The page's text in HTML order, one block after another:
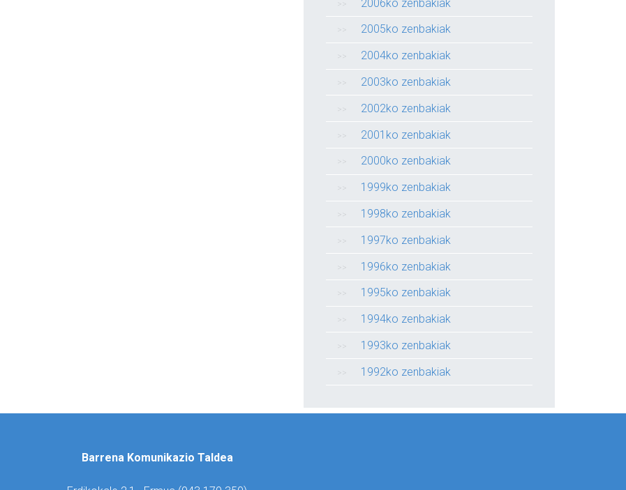
2006ko zenbakiak
2005ko zenbakiak
2004ko zenbakiak
2003ko zenbakiak
2002ko zenbakiak
2001ko zenbakiak
2000ko zenbakiak
1999ko zenbakiak
1998ko zenbakiak
1997ko zenbakiak
1996ko zenbakiak
1995ko zenbakiak
1994ko zenbakiak
1993ko zenbakiak
1992ko zenbakiak
Barrena Komunikazio Taldea